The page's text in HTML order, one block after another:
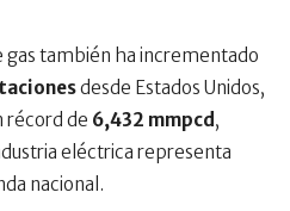
también ha incrementado
desde Estados Unidos,
récord de 6,432 mmpcd ,
eléctrica representa
nacional.